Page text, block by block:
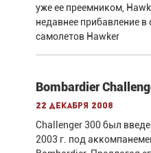
уже ее преемником,
недавнее прибавление
самолетов Hawker
Bombardier
22 декабря 2008
Challenger 300 был
2003 г. под